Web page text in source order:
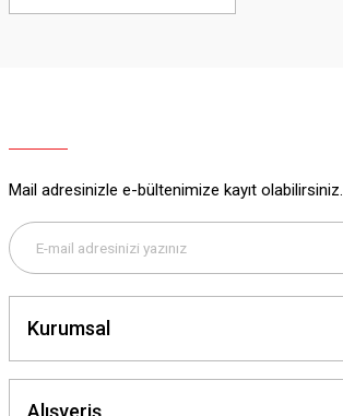
Mail adresinizle e-bültenimize kayıt olabilirsiniz.
Kurumsal